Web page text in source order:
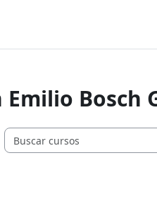
Bosch